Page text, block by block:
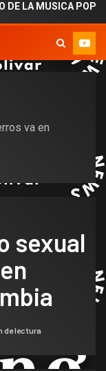
MUSICA POPULAR
va en
sexual
de lectura